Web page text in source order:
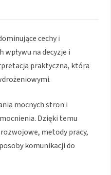
cechy i
na decyzje i
praktyczna, która
mocnych stron i
Dzięki temu
metody pracy,
komunikacji do